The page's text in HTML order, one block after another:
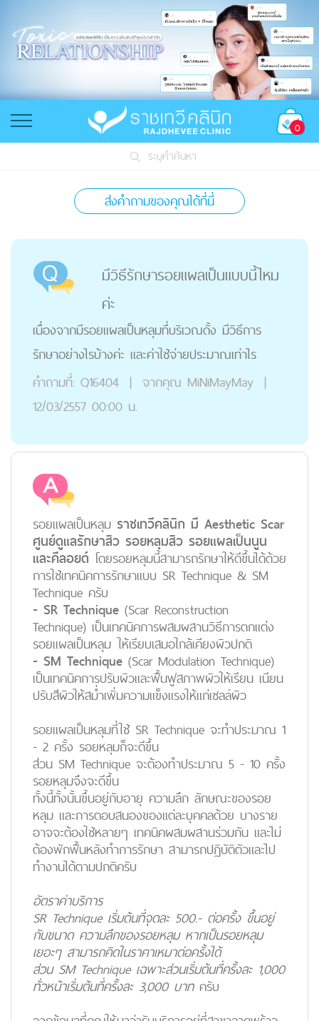
0
ระบุคำค้นหา
ส่งคำถามของคุณได้ที่นี่
มีวิธีรักษารอยแผลเป็นแบบนี้ไหม
ค่ะ
เนื่องจากมีรอยแผลเป็นหลุมที่บริเวณดั้ง มีวิธีการ
รักษาอย่างไรบ้างค่ะ และค่าใช้จ่ายประมาณเท่าไร
คำถามที่: Q16404 | จากคุณ MiNiMayMay |
12/03/2557 00:00 น.
รอยแผลเป็นหลุม ราชเทวีคลินิก มี Aesthetic Scar
ศูนย์ดูแลรักษาสิว รอยหลุมสิว รอยแผลเป็นนูน
และคีลอยด์ โดยรอยหลุมนี้สามารถรักษาให้ดีขึ้นได้ด้วย
การใช้เทคนิคการรักษาแบบ SR Technique & SM
Technique ครับ
- SR Technique (Scar Reconstruction
Technique) เป็นเทคนิคการผสมผสานวิธีการตกแต่ง
รอยแผลเป็นหลุม ให้เรียบเสมอใกล้เคียงผิวปกติ
- SM Technique (Scar Modulation Technique)
เป็นเทคนิคการปรับผิวและฟื้นฟูสภาพผิวให้เรียน เนียน
ปรับสีผิวให้สม่ำเพิ่มความแข็งแรงให้แก่เซลล์ผิว
รอยแผลเป็นหลุมที่ใช้ SR Technique จะทำประมาณ 1
- 2 ครั้ง รอยหลุมก็จะดีขึ้น
ส่วน SM Technique จะต้องทำประมาณ 5 - 10 ครั้ง
รอยหลุมจึงจะดีขึ้น
ทั้งนี้ทั้งนั้นขึ้นอยู่กับอายุ ความลึก ลักษณะของรอย
หลุม และการตอบสนองของแต่ละบุคคลด้วย บางราย
อาจจะต้องใช้หลายๆ เทคนิคผสมผสานร่วมกัน และไม่
ต้องพักฟื้นหลังทำการรักษา สามารถปฏิบัติตัวและไป
ทำงานได้ตามปกติครับ
อัตราค่าบริการ
SR Technique เริ่มต้นที่จุดละ 500.- ต่อครั้ง ขึ้นอยู่
กับขนาด ความลึกของรอยหลุม หากเป็นรอยหลุม
เยอะๆ สามารถคิดในราคาเหมาต่อครั้งได้
ส่วน SM Technique เฉพาะส่วนเริ่มต้นที่ครั้งละ 1,000
ทั่วหน้าเริ่มต้นที่ครั้งละ 3,000 บาทครับ